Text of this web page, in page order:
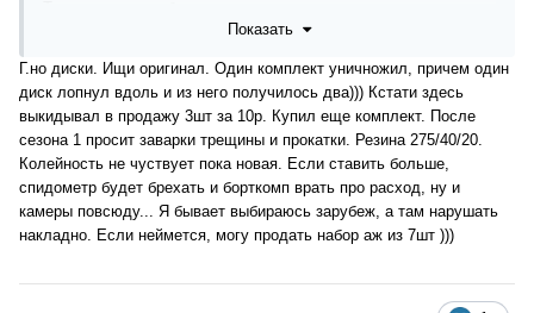
не оригинального диска... на что смотреть и т д
Приложил фото диска который хочу купить ( узор именно
такой ищу)
Показать
Г.но диски. Ищи оригинал. Один комплект уничножил, причем один
диск лопнул вдоль и из него получилось два))) Кстати здесь
выкидывал в продажу 3шт за 10р. Купил еще комплект. После
сезона 1 просит заварки трещины и прокатки. Резина 275/40/20.
Колейность не чуствует пока новая. Если ставить больше,
спидометр будет брехать и борткомп врать про расход, ну и
камеры повсюду... Я бывает выбираюсь зарубеж, а там нарушать
накладно. Если неймется, могу продать набор аж из 7шт )))